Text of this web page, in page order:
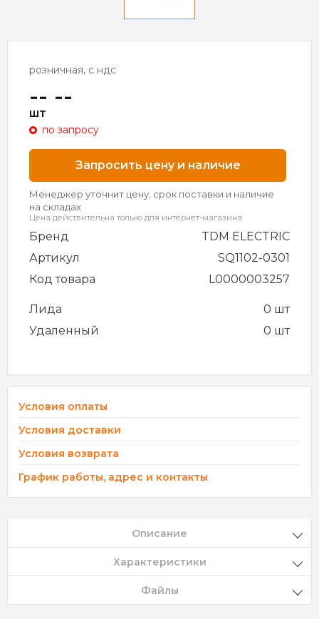
розничная, с ндс
-- --
шт
по запросу
Запросить цену и наличие
Менеджер уточнит цену, срок поставки и наличие
на складах
Цена действительна только для интернет-магазина
Бренд
TDM ELECTRIC
Артикул
SQ1102-0301
Код товара
L0000003257
Лида
0 шт
Удаленный
0 шт
Условия оплаты
Условия доставки
Условия возврата
График работы, адрес и контакты
Описание
Характеристики
Файлы